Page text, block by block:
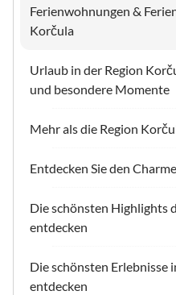
Ferienwohnungen &
Korčula
Urlaub in der Region
und besondere Momente
Mehr als die Region
Entdecken Sie den
Die schönsten Highlights
entdecken
Die schönsten Erlebnisse
entdecken